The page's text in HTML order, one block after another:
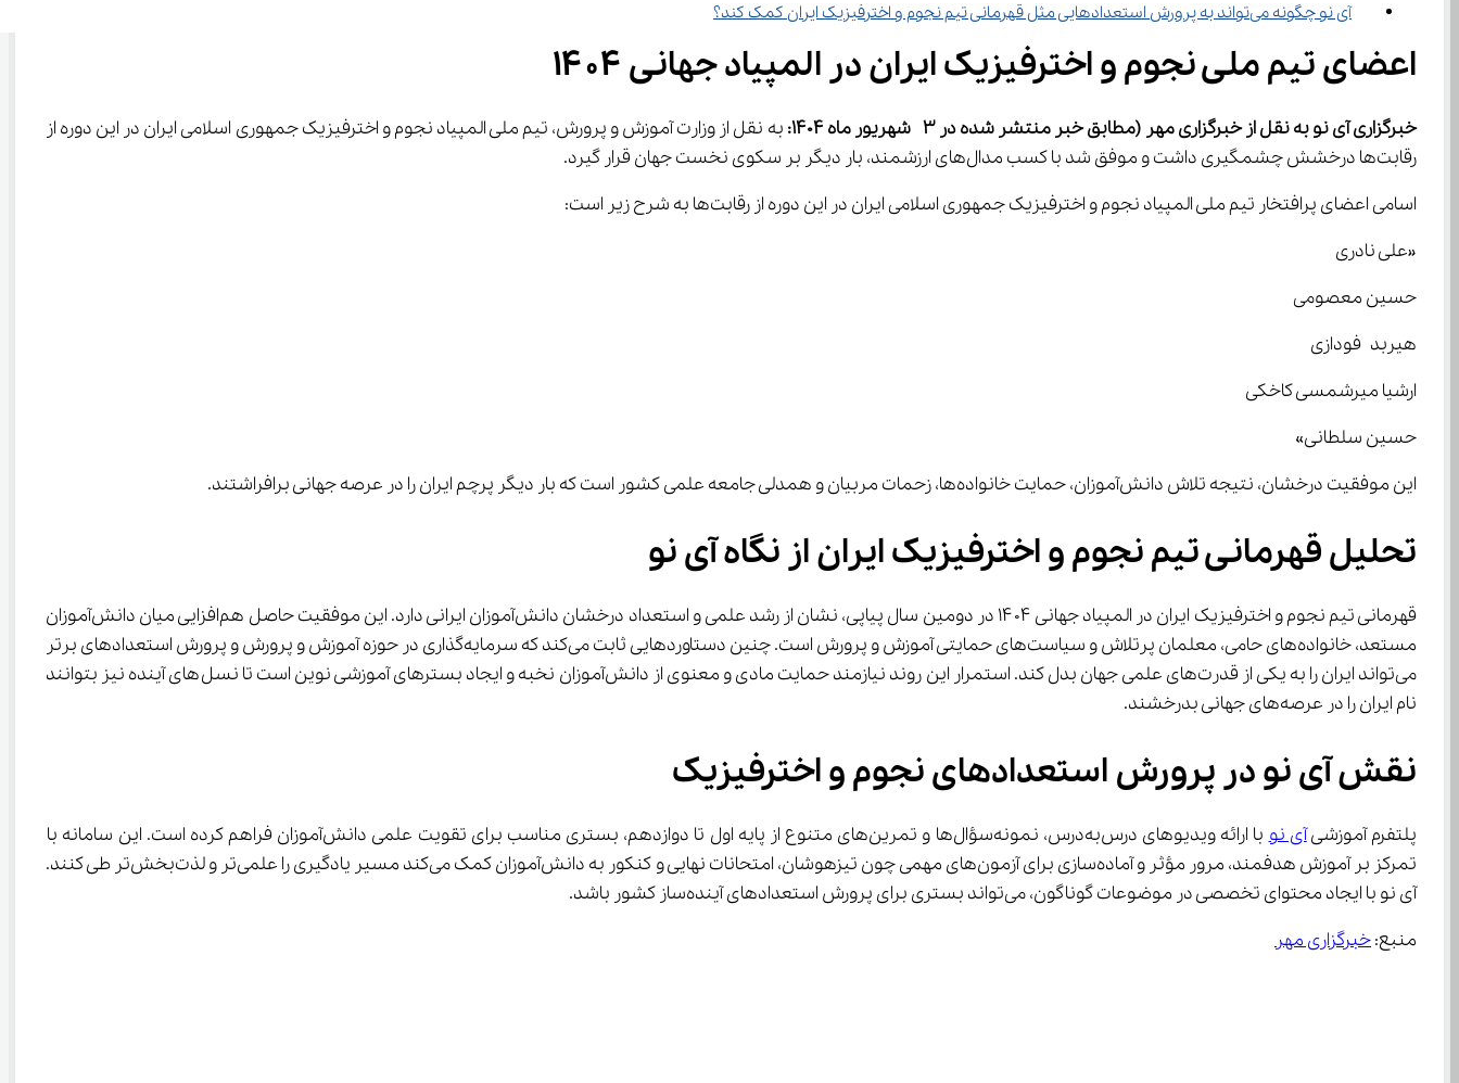
آی نو چگونه می‌تواند به پرورش استعدادهایی مثل قهرمانی تیم نجوم و اخترفیزیک ایران کمک کند؟
اعضای تیم ملی نجوم و اخترفیزیک ایران در المپیاد جهانی ۱۴۰۴
خبرگزاری آی نو به نقل از خبرگزاری مهر (مطابق خبر منتشر شده در 3 شهریور ماه 1404 : به نقل از وزارت آموزش و پرورش، تیم ملی المپیاد نجوم و اخترفیزیک جمهوری اسلامی ایران در این دوره از
رقابت‌ها درخشش چشمگیری داشت و موفق شد با کسب مدال‌های ارزشمند، بار دیگر بر سکوی نخست جهان قرار گیرد.
اسامی اعضای پرافتخار تیم ملی المپیاد نجوم و اخترفیزیک جمهوری اسلامی ایران در این دوره از رقابت‌ها به شرح زیر است:
«علی نادری
حسین معصومی
هیربد فودازی
ارشیا میرشمسی کاخکی
حسین سلطانی»
این موفقیت درخشان، نتیجه تلاش دانش‌آموزان، حمایت خانواده‌ها، زحمات مربیان و همدلی جامعه علمی کشور است که بار دیگر پرچم ایران را در عرصه جهانی برافراشتند.
تحلیل قهرمانی تیم نجوم و اخترفیزیک ایران از نگاه آی نو
قهرمانی تیم نجوم و اخترفیزیک ایران در المپیاد جهانی ۱۴۰۴ در دومین سال پیاپی، نشان از رشد علمی و استعداد درخشان دانش‌آموزان ایرانی دارد. این موفقیت حاصل هم‌افزایی میان دانش‌آموزان
مستعد، خانواده‌های حامی، معلمان پرتلاش و سیاست‌های حمایتی آموزش و پرورش است. چنین دستاوردهایی ثابت می‌کند که سرمایه‌گذاری در حوزه آموزش و پرورش و پرورش استعدادهای برتر
می‌تواند ایران را به یکی از قدرت‌های علمی جهان بدل کند. استمرار این روند نیازمند حمایت مادی و معنوی از دانش‌آموزان نخبه و ایجاد بسترهای آموزشی نوین است تا نسل‌های آینده نیز بتوانند
نام ایران را در عرصه‌های جهانی بدرخشند.
نقش آی نو در پرورش استعدادهای نجوم و اخترفیزیک
پلتفرم آموزشی آی نو
با ارائه ویدیوهای درس‌به‌درس، نمونه‌سؤال‌ها و تمرین‌های متنوع از پایه اول تا دوازدهم، بستری مناسب برای تقویت علمی دانش‌آموزان فراهم کرده است. این سامانه با
تمرکز بر آموزش هدفمند، مرور مؤثر و آماده‌سازی برای آزمون‌های مهمی چون تیزهوشان، امتحانات نهایی و کنکور به دانش‌آموزان کمک می‌کند مسیر یادگیری را علمی‌تر و لذت‌بخش‌تر طی کنند.
آی نو با ایجاد محتوای تخصصی در موضوعات گوناگون، می‌تواند بستری برای پرورش استعدادهای آینده‌ساز کشور باشد.
منبع: خبرگزاری مهر